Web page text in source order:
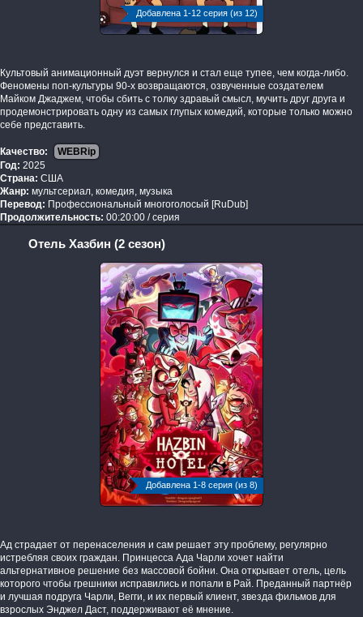
Добавлена 1-12 серия (из 12)
Культовый анимационный дуэт вернулся и стал еще тупее, чем когда-либо.
Феномены поп-культуры 90-х возвращаются, озвученные создателем
Майком Джаджем, чтобы сбить с толку здравый смысл, мучить друг друга и
продемонстрировать одну из самых глупых комедий, которые только можно
себе представить.
Качество:
WEBRip
Год: 2025
Страна: США
Жанр: мультсериал, комедия, музыка
Перевод: Профессиональный многоголосый [RuDub]
Продолжительность: 00:20:00 / серия
Отель Хазбин (2 сезон)
Добавлена 1-8 серия (из 8)
Ад страдает от перенаселения и сам решает эту проблему, регулярно
истребляя своих граждан. Принцесса Ада Чарли хочет найти
альтернативное решение без массовой бойни. Она открывает отель, цель
которого чтобы грешники исправились и попали в Рай. Преданный партнёр
и лучшая подруга Чарли, Вегги, и их первый клиент, звезда фильмов для
взрослых Энджел Даст, поддерживают её мнение.